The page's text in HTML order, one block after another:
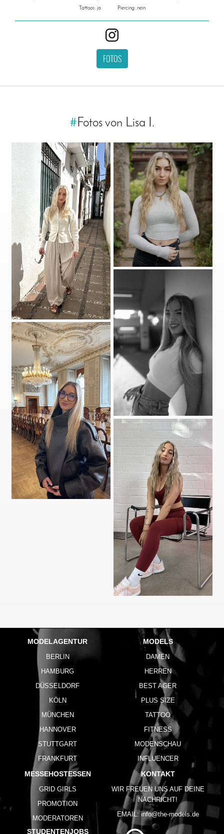
Tattoos: ja
Piercing: nein
FOTOS
#Fotos von Lisa I.
MODELAGENTUR
BERLIN
HAMBURG
DÜSSELDORF
KÖLN
MÜNCHEN
HANNOVER
STUTTGART
FRANKFURT
MODELS
DAMEN
HERREN
BEST AGER
PLUS SIZE
TATTOO
FITNESS
MODENSCHAU
INFLUENCER
MESSEHOSTESSEN
GRID GIRLS
PROMOTION
MODERATOREN
STUDENTENJOBS
KONTAKT
WIR FREUEN UNS AUF DEINE
NACHRICHT!
EMAIL: info@the-models.de